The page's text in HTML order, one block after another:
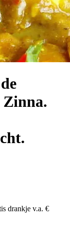
Zinna.
drankje v.a. €